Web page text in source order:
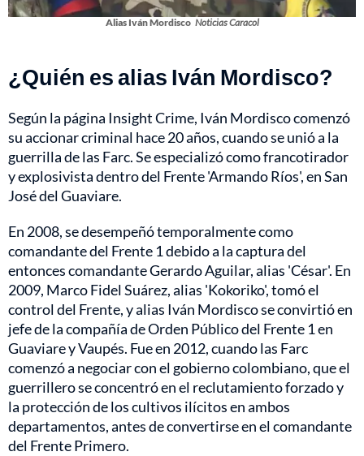
Alias Iván Mordisco Noticias Caracol
¿Quién es alias Iván Mordisco?
Según la página Insight Crime, Iván Mordisco comenzó
su accionar criminal hace 20 años, cuando se unió a la
guerrilla de las Farc. Se especializó como francotirador
y explosivista dentro del Frente 'Armando Ríos', en San
José del Guaviare.
En 2008, se desempeñó temporalmente como
comandante del Frente 1 debido a la captura del
entonces comandante Gerardo Aguilar, alias 'César'. En
2009, Marco Fidel Suárez, alias 'Kokoriko', tomó el
control del Frente, y alias Iván Mordisco se convirtió en
jefe de la compañía de Orden Público del Frente 1 en
Guaviare y Vaupés. Fue en 2012, cuando las Farc
comenzó a negociar con el gobierno colombiano, que el
guerrillero se concentró en el reclutamiento forzado y
la protección de los cultivos ilícitos en ambos
departamentos, antes de convertirse en el comandante
del Frente Primero.